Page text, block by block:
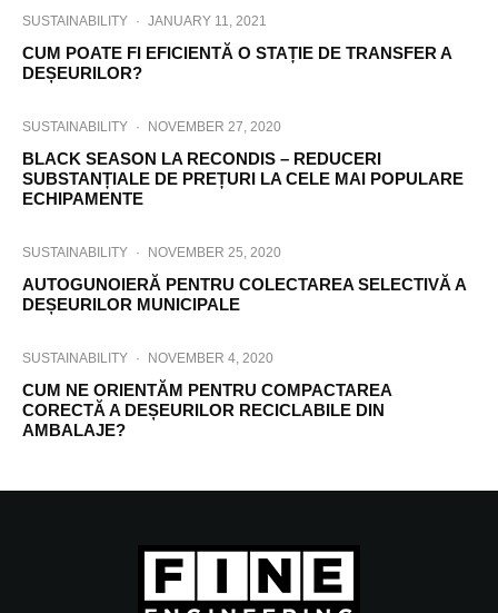
SUSTAINABILITY · JANUARY 11, 2021
CUM POATE FI EFICIENTĂ O STAȚIE DE TRANSFER A
DEȘEURILOR?
SUSTAINABILITY · NOVEMBER 27, 2020
BLACK SEASON LA RECONDIS – REDUCERI
SUBSTANȚIALE DE PREȚURI LA CELE MAI POPULARE
ECHIPAMENTE
SUSTAINABILITY · NOVEMBER 25, 2020
AUTOGUNOIERĂ PENTRU COLECTAREA SELECTIVĂ A
DEȘEURILOR MUNICIPALE
SUSTAINABILITY · NOVEMBER 4, 2020
CUM NE ORIENTĂM PENTRU COMPACTAREA
CORECTĂ A DEȘEURILOR RECICLABILE DIN
AMBALAJE?